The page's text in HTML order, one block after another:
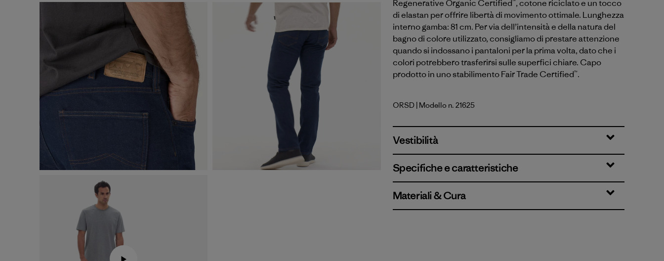
Regenerative Organic Certified™, cotone riciclato e un tocco
di elastan per offrire libertà di movimento ottimale. Lunghezza
interno gamba: 81 cm. Per via dell’intensità e della natura del
bagno di colore utilizzato, consigliamo di prestare attenzione
quando si indossano i pantaloni per la prima volta, dato che i
colori potrebbero trasferirsi sulle superfici chiare. Capo
prodotto in uno stabilimento Fair Trade Certified™.
Original Standard
ORSD | Modello n. 21625
Vestibilità
Specifiche e caratteristiche
Materiali & Cura